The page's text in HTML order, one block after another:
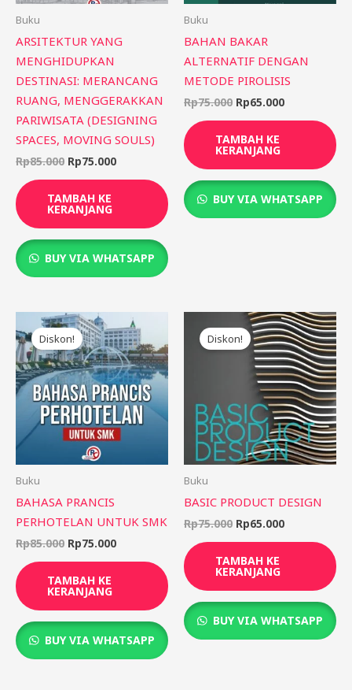
Buku
ARSITEKTUR YANG
MENGHIDUPKAN
DESTINASI: MERANCANG
RUANG, MENGGERAKKAN
PARIWISATA (DESIGNING
SPACES, MOVING SOULS)
Rp85.000 Rp75.000
TAMBAH KE
KERANJANG
BUY VIA WHATSAPP
Buku
BAHAN BAKAR
ALTERNATIF DENGAN
METODE PIROLISIS
Rp75.000 Rp65.000
TAMBAH KE
KERANJANG
BUY VIA WHATSAPP
Diskon!
Buku
BAHASA PRANCIS
PERHOTELAN UNTUK SMK
Rp85.000
Harga
aslinya
adalah:
Rp85.000.
Rp75.000
Harga
saat
ini
adalah:
Rp75.000.
TAMBAH KE
KERANJANG
BUY VIA WHATSAPP
Diskon!
Buku
BASIC PRODUCT DESIGN
Rp75.000
Harga
aslinya
adalah:
Rp75.000.
Rp65.000
Harga
saat
ini
adalah:
Rp65.000.
TAMBAH KE
KERANJANG
BUY VIA WHATSAPP